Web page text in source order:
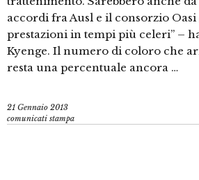
accordi fra Ausl e il consorzio
prestazioni in tempi più celeri” –
Kyenge. Il numero di coloro che
resta una percentuale ancora …
21 Gennaio 2013
comunicati stampa